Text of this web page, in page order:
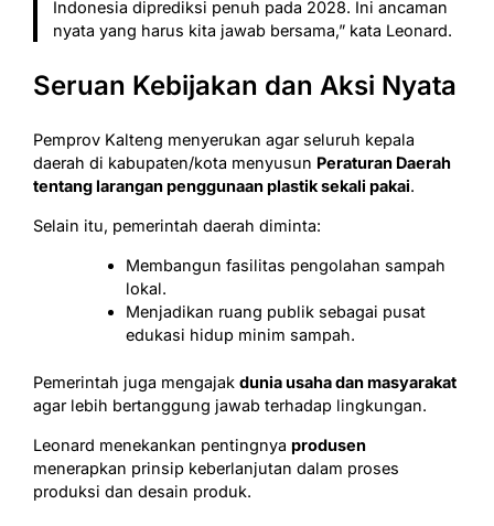
Indonesia diprediksi penuh pada 2028. Ini ancaman
nyata yang harus kita jawab bersama,” kata Leonard.
Seruan Kebijakan dan Aksi Nyata
Pemprov Kalteng menyerukan agar seluruh kepala
daerah di kabupaten/kota menyusun Peraturan Daerah
tentang larangan penggunaan plastik sekali pakai.
Selain itu, pemerintah daerah diminta:
Membangun fasilitas pengolahan sampah
lokal.
Menjadikan ruang publik sebagai pusat
edukasi hidup minim sampah.
Pemerintah juga mengajak dunia usaha dan masyarakat
agar lebih bertanggung jawab terhadap lingkungan.
Leonard menekankan pentingnya produsen
menerapkan prinsip keberlanjutan dalam proses
produksi dan desain produk.